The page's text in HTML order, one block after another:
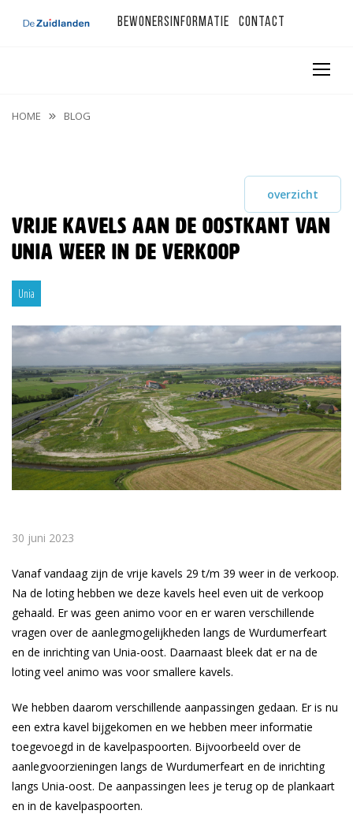
Bewonersinformatie Contact
HOME BLOG
overzicht
Vrije kavels aan de oostkant van
Unia weer in de verkoop
Unia
30 juni 2023
Vanaf vandaag zijn de vrije kavels 29 t/m 39 weer in de verkoop.
Na de loting hebben we deze kavels heel even uit de verkoop
gehaald. Er was geen animo voor en er waren verschillende
vragen over de aanlegmogelijkheden langs de Wurdumerfeart
en de inrichting van Unia-oost. Daarnaast bleek dat er na de
loting veel animo was voor smallere kavels.
We hebben daarom verschillende aanpassingen gedaan. Er is nu
een extra kavel bijgekomen en we hebben meer informatie
toegevoegd in de kavelpaspoorten. Bijvoorbeeld over de
aanlegvoorzieningen langs de Wurdumerfeart en de inrichting
langs Unia-oost. De aanpassingen lees je terug op de plankaart
en in de kavelpaspoorten.